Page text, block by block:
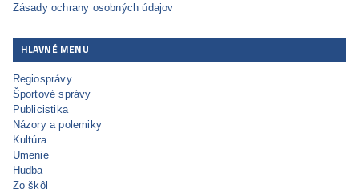
Zásady ochrany osobných údajov
HLAVNÉ MENU
Regiosprávy
Športové správy
Publicistika
Názory a polemiky
Kultúra
Umenie
Hudba
Zo škôl